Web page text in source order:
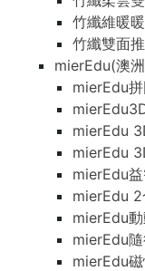
竹纖維暖
竹纖雙面
mierEdu(澳
mierEdu
mierEdu
mierEdu
mierEdu
mierEdu 2
mierEdu
mierEdu
mierEdu